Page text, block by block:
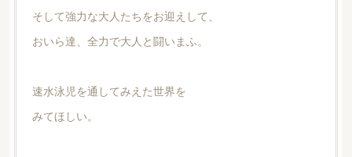
そして強力な大人たちをお迎えして、
おいら達、全力で大人と闘いまふ。
速水泳児を通してみえた世界を
みてほしい。